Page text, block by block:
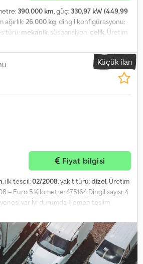
390.000 km, güç: 330,97 kW (449,99
ağırlık:26.000 kg, dingil konfigürasyonu:
türü: mekanik, süspansiyon: çelik, Üretim
bilgiler Azami yüklü ağırlık 26.000 kg
cc 6×4 Mekanik süspansiyon Dingil
erişim 24 m Dcedpfxjzrw S Ee
şanzıman Takoğraf Hız sabitleyici
kullanılmıştır.
Küçük ilan
Fiyat bilgisi
, ilk tescil:02/2008, yakıt türü:dizel, Üretim
– Euro 5 Kilometre: 475164 Dingil sayısı: 4
var İyi durumda Hemen teslim
SCANIA) ARAÇLARIN, CIFA, SERMAC,
TOPRAK İŞLEME MAKİNELERİYLE